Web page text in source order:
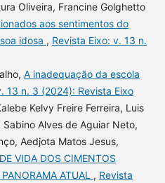
Oliveira, Francine Golghetto
aos sentimentos do
idosa , Revista Eixo: v. 13 n.
A inadequação da escola
13 n. 3 (2024): Revista Eixo
Kelvy Freire Ferreira, Luis
Sabino Alves de Aguiar Neto,
Aedjota Matos Jesus,
VIDA DOS CIMENTOS
ATUAL , Revista